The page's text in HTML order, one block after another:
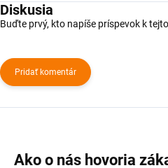
Diskusia
Buďte prvý, kto napíše príspevok k
Pridať komentár